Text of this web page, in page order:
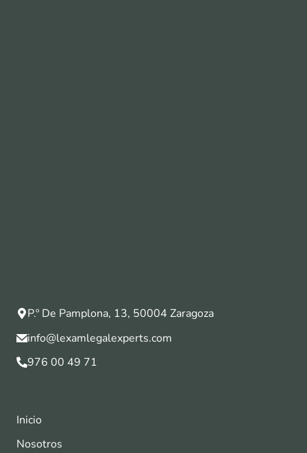
P.º De Pamplona, 13, 50004 Zaragoza
info@lexamlegalexperts.com
976 00 49 71
Inicio
Nosotros